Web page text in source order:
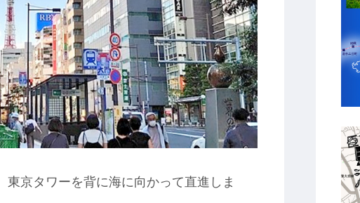
京タワーを背に海に向かって直進しま